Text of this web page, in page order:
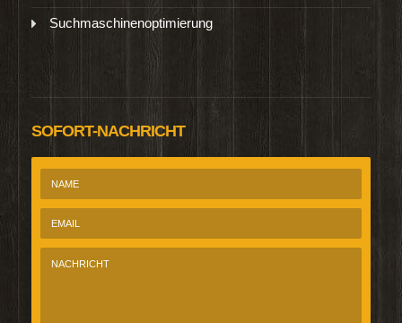
Suchmaschinenoptimierung
SOFORT-NACHRICHT